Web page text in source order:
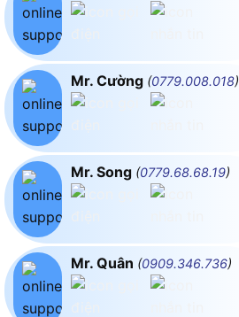
Mr. Cường (0779.008.018)
Mr. Song (0779.68.68.19)
Mr. Quân (0909.346.736)